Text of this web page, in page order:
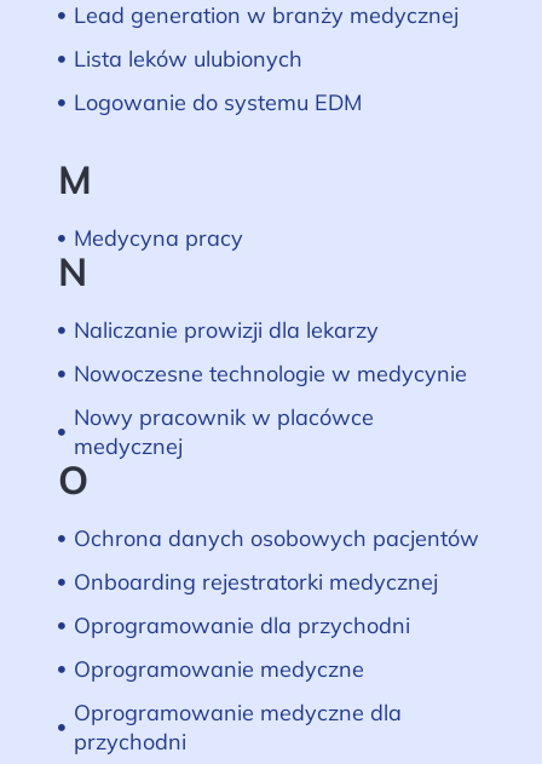
Lead generation w branży medycznej
Lista leków ulubionych
Logowanie do systemu EDM
M
Medycyna pracy
N
Naliczanie prowizji dla lekarzy
Nowoczesne technologie w medycynie
Nowy pracownik w placówce
medycznej
O
Ochrona danych osobowych pacjentów
Onboarding rejestratorki medycznej
Oprogramowanie dla przychodni
Oprogramowanie medyczne
Oprogramowanie medyczne dla
przychodni